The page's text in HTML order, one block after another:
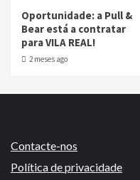
Oportunidade: a Pull &
Bear está a contratar
para VILA REAL!
2 meses ago
Contacte-nos
Política de privacidade